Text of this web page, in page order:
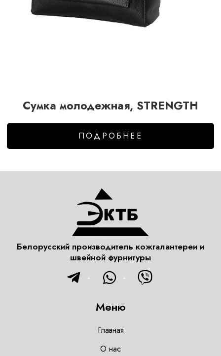
Сумка молодежная, STRENGTH
ПОДРОБНЕЕ
Белорусский производитель кожгалантереи и
швейной фурнитуры
Меню
Главная
О нас